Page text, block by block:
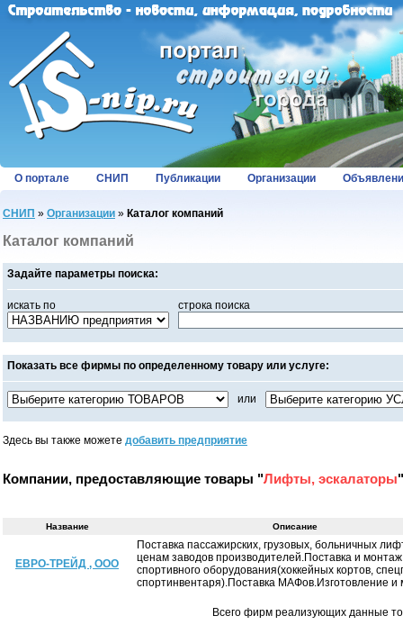
О портале СНИП Публикации Организации
СНИП » Организации » Каталог компаний
Каталог компаний
Задайте параметры поиска:
искать по строка поиска
Показать все фирмы по определенному товару или услуге:
или
Здесь вы также можете добавить предприятие
Компании, предоставляющие товары "Лифты, эскалаторы
Название Описание
ЕВРО-ТРЕЙД , ООО
Поставка пассажирских, грузовых, больничных
ценам заводов производителей.Поставка и монтаж
спортивного оборудования(хоккейных кортов,
спортинвентаря).Поставка МАФов.Изготовление и
Всего фирм реализующих данные